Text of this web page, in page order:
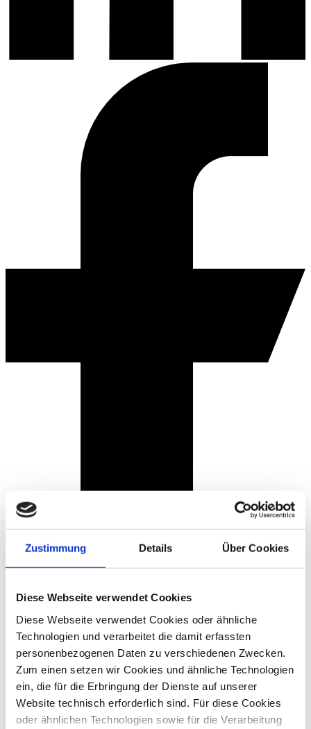
Zustimmung Details Über Cookies
Diese Webseite verwendet Cookies
Diese Webseite verwendet Cookies oder ähnliche
Technologien und verarbeitet die damit erfassten
personenbezogenen Daten zu verschiedenen Zwecken.
Zum einen setzen wir Cookies und ähnliche Technologien
ein, die für die Erbringung der Dienste auf unserer
Website technisch erforderlich sind. Für diese Cookies
oder ähnlichen Technologien sowie für die Verarbeitung